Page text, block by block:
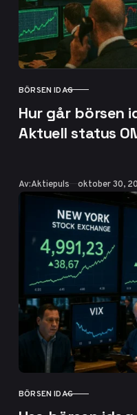
KATEGORI
BÖRSEN IDAG
Hur går börsen
Aktuell status
Av:Aktiepuls Publicerad
oktober 30,
KATEGORI
BÖRSEN IDAG